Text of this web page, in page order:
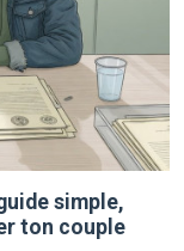
simple,
ton couple